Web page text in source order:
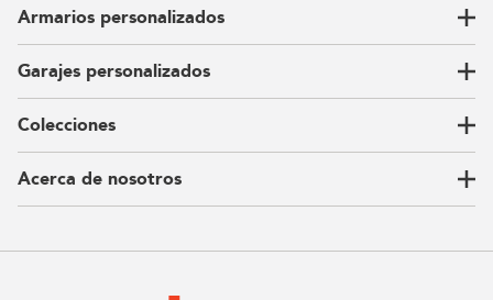
Armarios personalizados
Vestidores
Armarios de pared
Guardarropas
Armarios para niños
Garajes personalizados
Nuestra historia
Our Process
Carta del CEO
Sostenibilidad
Colecciones
Ubicaciones
Contacto
Acerca de nosotros